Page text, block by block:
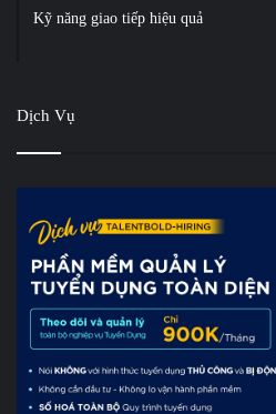
Kỹ năng giao tiếp hiệu quả
Dịch Vụ